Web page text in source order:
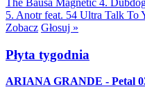
The Bausa Magnetic 4.
5. Anotr feat. 54 Ultra Talk To
Zobacz Głosuj »
Płyta tygodnia
ARIANA GRANDE - Petal